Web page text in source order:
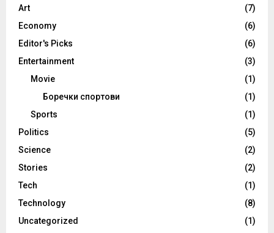
Art
(7)
Economy
(6)
Editor's Picks
(6)
Entertainment
(3)
Movie
(1)
Боречки спортови
(1)
Sports
(1)
Politics
(5)
Science
(2)
Stories
(2)
Tech
(1)
Technology
(8)
Uncategorized
(1)